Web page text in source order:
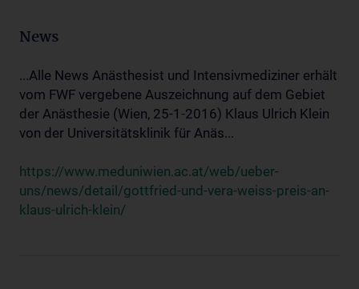
News
...Alle News Anästhesist und Intensivmediziner erhält
vom FWF vergebene Auszeichnung auf dem Gebiet
der Anästhesie (Wien, 25-1-2016) Klaus Ulrich Klein
von der Universitätsklinik für Anäs...
https://www.meduniwien.ac.at/web/ueber-
uns/news/detail/gottfried-und-vera-weiss-preis-an-
klaus-ulrich-klein/